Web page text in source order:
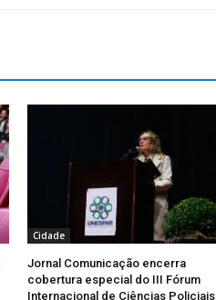
Cidade
Jornal Comunicação encerra
cobertura especial do III Fórum
Internacional de Ciências Policiais